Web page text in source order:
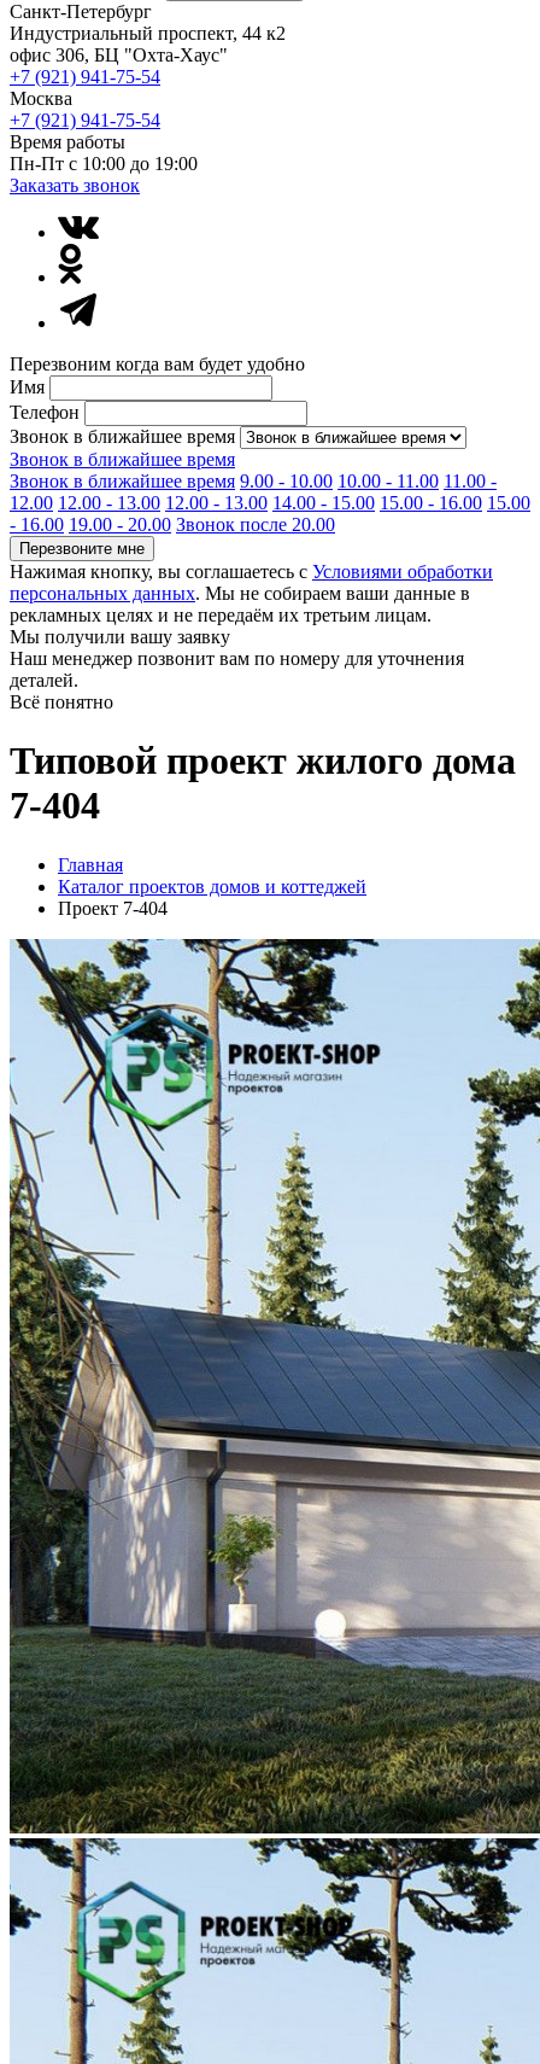
Санкт-Петербург
Индустриальный проспект, 44 к2
офис 306, БЦ "Охта-Хаус"
+7 (921) 941-75-54
Москва
+7 (921) 941-75-54
Время работы
Пн-Пт с 10:00 до 19:00
Заказать звонок
Перезвоним когда вам будет удобно
Имя
Телефон
Звонок в ближайшее время
Звонок в ближайшее время
Звонок в ближайшее время 9.00 - 10.00 10.00 - 11.00 11.00 -
12.00 12.00 - 13.00 12.00 - 13.00 14.00 - 15.00 15.00 - 16.00 15.00
- 16.00 19.00 - 20.00 Звонок после 20.00
Перезвоните мне
Нажимая кнопку, вы соглашаетесь с Условиями обработки
персональных данных. Мы не собираем ваши данные в
рекламных целях и не передаём их третьим лицам.
Мы получили вашу заявку
Наш менеджер позвонит вам по номеру для уточнения
деталей.
Всё понятно
Типовой проект жилого дома
7-404
Главная
Каталог проектов домов и коттеджей
Проект 7-404